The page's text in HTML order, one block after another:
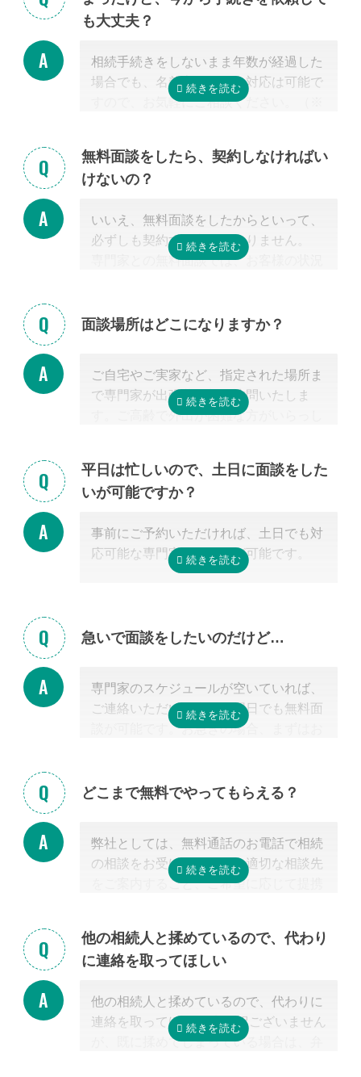
からです。
の必修科目でないことから資格試験を取
る時に選択していない人にとっては専門
外となります。
も大切だと言えます。
なお自宅から離れた専門家をご紹介した
等まで出張費無料で訪問可能ですのでご
安心ください。
も大丈夫？
相続手続きをしないまま年数が経過した
場合でも、名義変更などの対応は可能で
すので、お気軽にご相談ください。（※
無料面談をしたら、契約しなければい
けないの？
いいえ、無料面談をしたからといって、
必ずしも契約する必要はありません。
専門家との無料面談では、お客様の状況
提示させて頂きます。
こく営業するようなことはありませんの
でご安心ください。
面談場所はどこになりますか？
ご自宅やご実家など、指定された場所ま
で専門家が出張費無料で訪問いたしま
す。ご高齢で外出が困難な方がいらっし
を使ったオンライン面談にも対応可能で
す。（一部士業を除く）
までご希望の方法をお申し付けくださ
い。
平日は忙しいので、土日に面談をした
いが可能ですか？
事前にご予約いただければ、土日でも対
応可能な専門家のご紹介が可能です。
急いで面談をしたいのだけど…
専門家のスケジュールが空いていれば、
ご連絡いただいた当日や翌日でも無料面
談が可能です。お急ぎの場合、まずはお
どこまで無料でやってもらえる？
弊社としては、無料通話のお電話で相続
の相談をお受けすること、適切な相談先
をご案内すること、ご希望に応じて提携
ています。
またご紹介した専門家については、面談
続手続きを明らかにすること、それに対
するお見積りを提示するところまでは無
料で行っています。
他の相続人と揉めているので、代わり
に連絡を取ってほしい
他の相続人と揉めているので、代わりに
連絡を取ってほしい 申し訳ございません
が、既に揉めてしまっている場合は、弁